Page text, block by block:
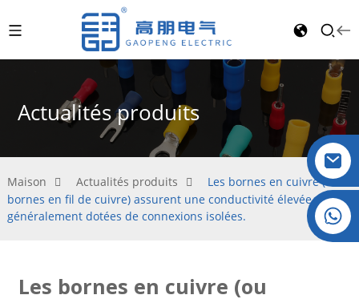
Cristal : +86 19032081821
Actualités produits
Maison Actualités produits
Les bornes en cuivre (ou
bornes en fil de cuivre) assurent une conductivité élevée et sont
généralement dotées de connexions isolées.
Les bornes en cuivre (ou